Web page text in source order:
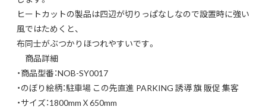
ヒートカットの製品は四辺が切りっぱなしなので設置時に強い
風ではためくと、
布同士がぶつかりほつれやすいです。
商品詳細
・商品型番：NOB-SY0017
・のぼり絵柄：駐車場 この先直進 PARKING 誘導 旗 販促 集客
・サイズ：1800mmＸ650mm